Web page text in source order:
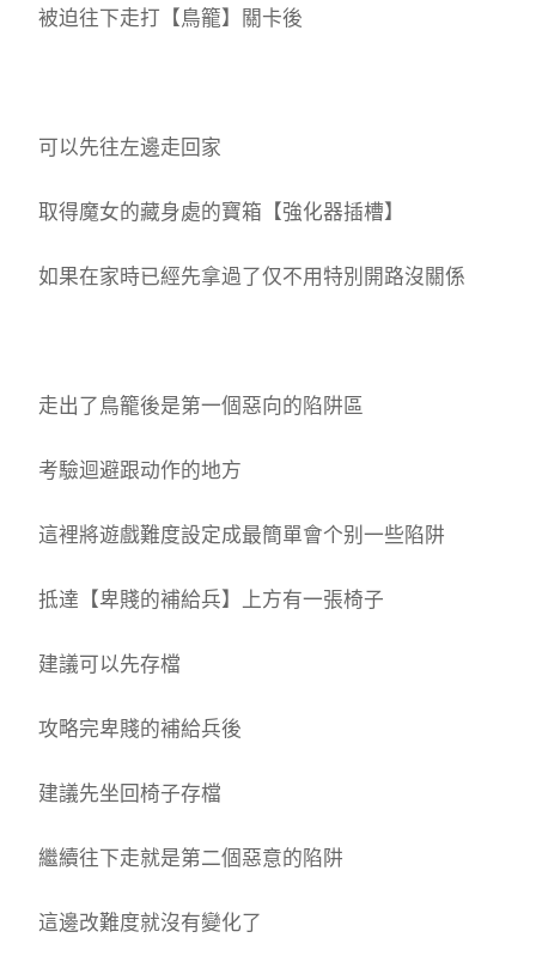
被迫往下走打【鳥籠】關卡後
可以先往左邊走回家
取得魔女的藏身處的寶箱【強化器插槽】
如果在家時已經先拿過了仅不用特別開路沒關係
走出了鳥籠後是第一個惡向的陷阱區
考驗迴避跟动作的地方
這裡將遊戲難度設定成最簡單會个别一些陷阱
抵達【卑賤的補給兵】上方有一張椅子
建議可以先存檔
攻略完卑賤的補給兵後
建議先坐回椅子存檔
繼續往下走就是第二個惡意的陷阱
這邊改難度就沒有變化了